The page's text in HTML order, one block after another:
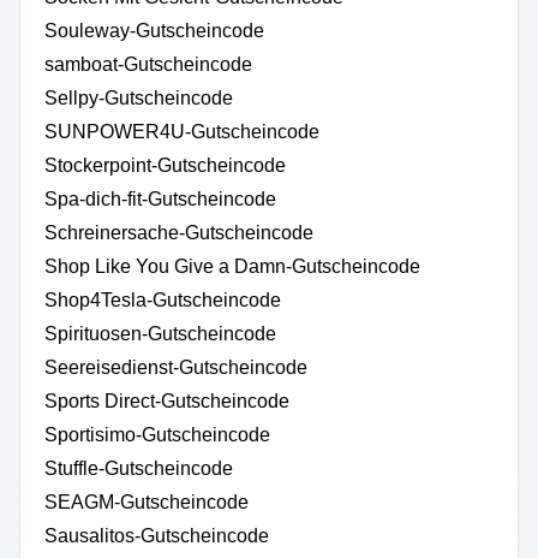
Souleway-Gutscheincode
samboat-Gutscheincode
Sellpy-Gutscheincode
SUNPOWER4U-Gutscheincode
Stockerpoint-Gutscheincode
Spa-dich-fit-Gutscheincode
Schreinersache-Gutscheincode
Shop Like You Give a Damn-Gutscheincode
Shop4Tesla-Gutscheincode
Spirituosen-Gutscheincode
Seereisedienst-Gutscheincode
Sports Direct-Gutscheincode
Sportisimo-Gutscheincode
Stuffle-Gutscheincode
SEAGM-Gutscheincode
Sausalitos-Gutscheincode